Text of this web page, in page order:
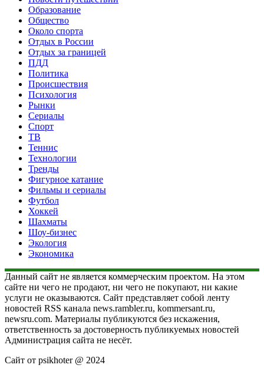
Образование
Общество
Около спорта
Отдых в России
Отдых за границей
ПДД
Политика
Происшествия
Психология
Рынки
Сериалы
Спорт
ТВ
Теннис
Технологии
Тренды
Фигурное катание
Фильмы и сериалы
Футбол
Хоккей
Шахматы
Шоу-бизнес
Экология
Экономика
Данный сайт не является коммерческим проектом. На этом
сайте ни чего не продают, ни чего не покупают, ни какие
услуги не оказываются. Сайт представляет собой ленту
новостей RSS канала news.rambler.ru, kommersant.ru,
newsru.com. Материалы публикуются без искажения,
ответственность за достоверность публикуемых новостей
Администрация сайта не несёт.
Сайт от psikhoter @ 2024